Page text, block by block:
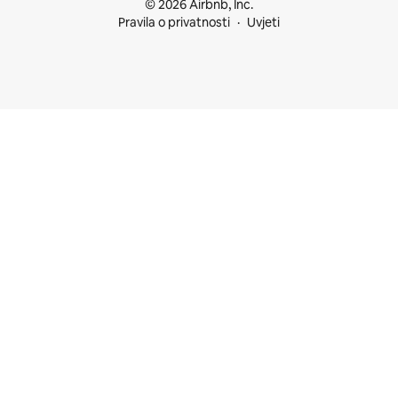
© 2026 Airbnb, Inc.
Pravila o privatnosti
Uvjeti